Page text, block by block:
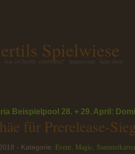
Spielwiese
was ist bertils spielwiese? impressum kein shop
Beispielpool 28. + 29. April:
für Prerelease-
- Kategorie: Event, Magic,